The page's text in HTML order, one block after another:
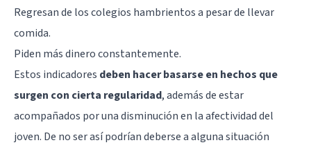
Regresan de los colegios hambrientos a pesar de llevar
comida.
Piden más dinero constantemente.
Estos indicadores deben hacer basarse en hechos que
surgen con cierta regularidad, además de estar
acompañados por una disminución en la afectividad del
joven. De no ser así podrían deberse a alguna situación